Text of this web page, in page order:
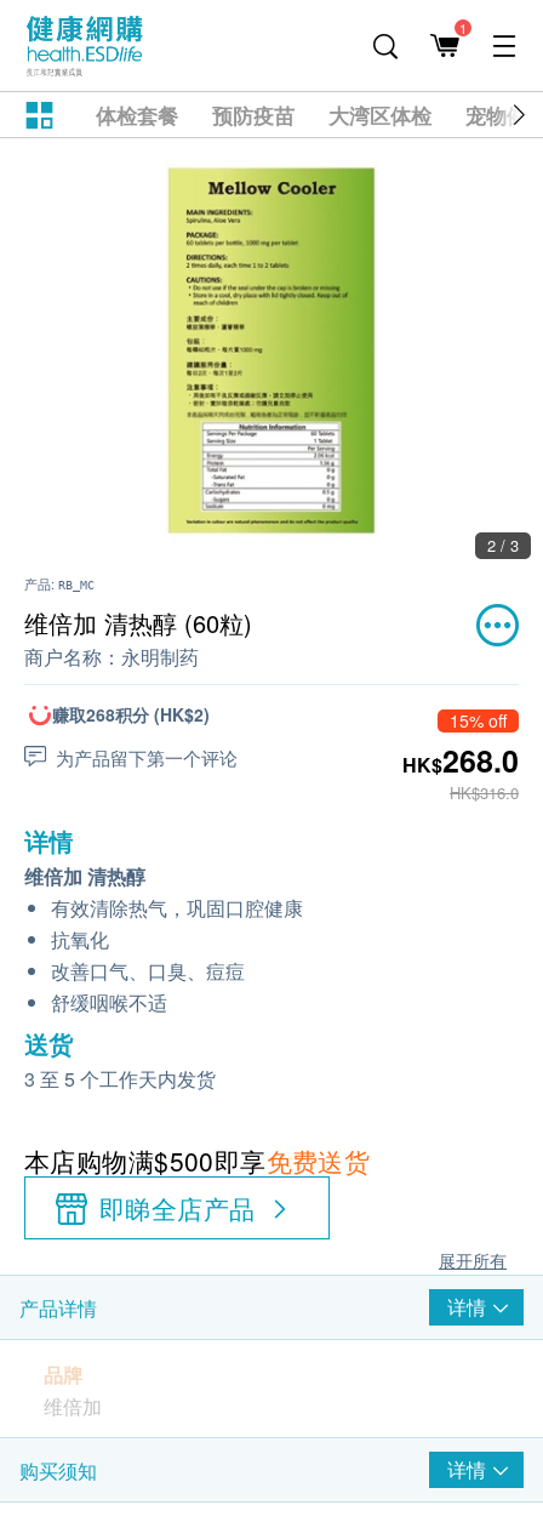
1
体检套餐 预防疫苗 大湾区体检 宠物健
2 / 3
产品: RB_MC
维倍加 清热醇 (60粒)
商户名称： 永明制药
赚取268积分 (HK$2)
为产品留下第一个评论
15% off
HK$268.0
HK$316.0
详情
维倍加 清热醇
有效清除热气，巩固口腔健康
抗氧化
改善口气、口臭、痘痘
舒缓咽喉不适
送货
3 至 5 个工作天内发货
本店购物满$500即享免费送货
即睇全店产品
展开所有
产品详情 详情
品牌
维倍加
产地
美国
购买须知 详情